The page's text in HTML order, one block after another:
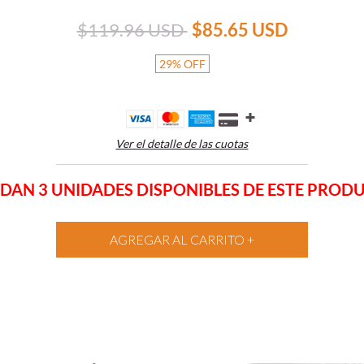
$119.96 USD $85.65 USD
29%OFF
Ver el detalle de las cuotas
3 UNIDADES DISPONIBLES DE ESTE